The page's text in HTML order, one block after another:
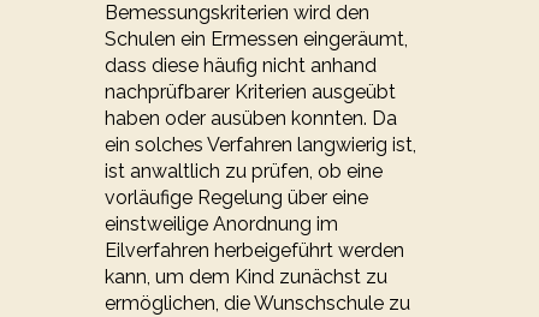
Bemessungskriterien wird den
Schulen ein Ermessen eingeräumt,
dass diese häufig nicht anhand
nachprüfbarer Kriterien ausgeübt
haben oder ausüben konnten. Da
ein solches Verfahren langwierig ist,
ist anwaltlich zu prüfen, ob eine
vorläufige Regelung über eine
einstweilige Anordnung im
Eilverfahren herbeigeführt werden
kann, um dem Kind zunächst zu
ermöglichen, die Wunschschule zu